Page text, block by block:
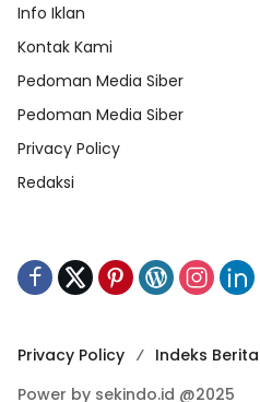
Info Iklan
Kontak Kami
Pedoman Media Siber
Pedoman Media Siber
Privacy Policy
Redaksi
Privacy Policy Indeks Berita
Power by sekindo.id @2025